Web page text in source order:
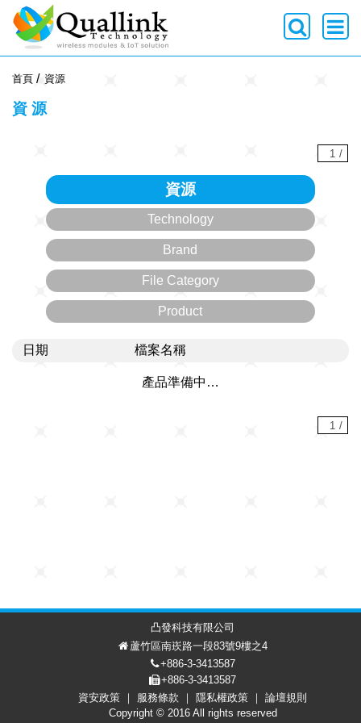
會員中心
首頁 資源
資源
1 /
資源
Technology
Brand
File Category
Product
日期 檔案名稱
產品準備中…
1 /
凸發科技有限公司
蘆竹區南崁路一段83號9樓之4
+886-3-3413587
+886-3-3413587
資安政策
服務條款 隱私權政策
論壇規則
Copyright © 2016 All rights reserved